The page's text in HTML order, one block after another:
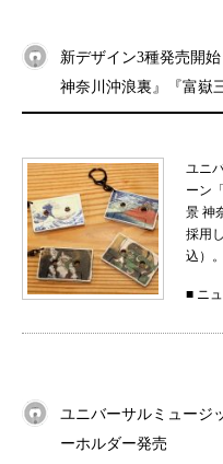
新デザイン3種発売開
神奈川沖浪裏』『富嶽
ユニ
ーン
景 神
採用
込）
■ ニ
ユニバーサルミュージ
ーホルダー発売